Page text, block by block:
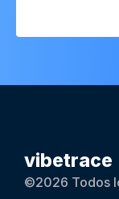
vibetrace
©2026 Todos